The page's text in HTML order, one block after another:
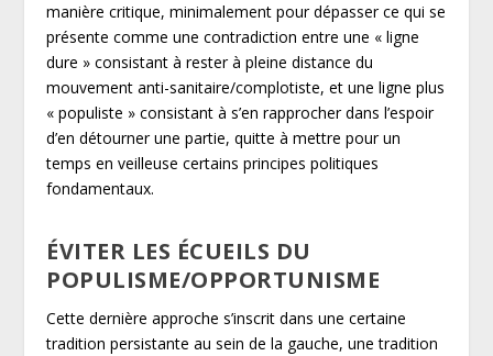
manière critique, minimalement pour dépasser ce qui se
présente comme une contradiction entre une « ligne
dure » consistant à rester à pleine distance du
mouvement anti-sanitaire/complotiste, et une ligne plus
« populiste » consistant à s’en rapprocher dans l’espoir
d’en détourner une partie, quitte à mettre pour un
temps en veilleuse certains principes politiques
fondamentaux.
ÉVITER LES ÉCUEILS DU
POPULISME/OPPORTUNISME
Cette dernière approche s’inscrit dans une certaine
tradition persistante au sein de la gauche, une tradition